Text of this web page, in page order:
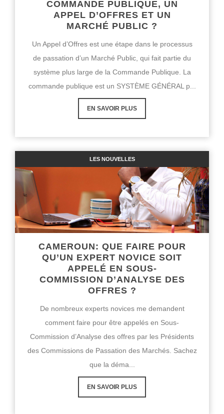
COMMANDE PUBLIQUE, UN
APPEL D’OFFRES ET UN
MARCHÉ PUBLIC ?
Un Appel d’Offres est une étape dans le processus
de passation d’un Marché Public, qui fait partie du
système plus large de la Commande Publique. La
commande publique est un SYSTÈME GÉNÉRAL p...
EN SAVOIR PLUS
LES NOUVELLES
CAMEROUN: QUE FAIRE POUR
QU’UN EXPERT NOVICE SOIT
APPELÉ EN SOUS-
COMMISSION D’ANALYSE DES
OFFRES ?
De nombreux experts novices me demandent
comment faire pour être appelés en Sous-
Commission d’Analyse des offres par les Présidents
des Commissions de Passation des Marchés. Sachez
que la déma...
EN SAVOIR PLUS